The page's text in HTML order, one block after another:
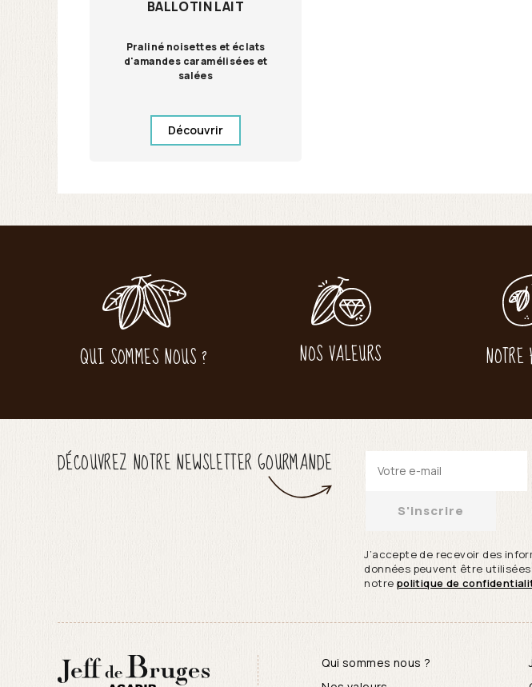
BALLOTIN LAIT
Praliné noisettes et éclats
d'amandes caramélisées et
salées
Découvrir
QUI SOMMES NOUS ? NOS VALEURS
DÉCOUVREZ NOTRE NEWSLETTER GOURMANDE
S'inscrire
J’accepte de recevoir des
données peuvent être
notre politique de
Qui sommes nous ?